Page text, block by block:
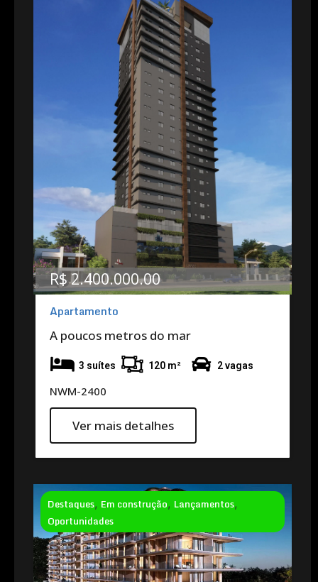
R$ 2.400.000.00
Apartamento
A poucos metros do mar
3 suítes 120 m² 2 vagas
NWM-2400
Ver mais detalhes
Destaques, Em construção, Lançamentos,
Oportunidades